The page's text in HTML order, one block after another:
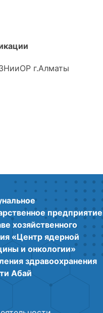
г.Алматы
предприятие
хозяйственного
«Центр ядерной
и онкологии»
здравоохранения
Абай